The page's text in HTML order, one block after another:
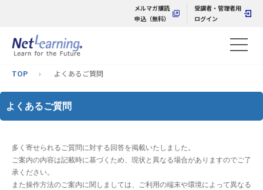
メルマガ購読
申込（無料）
受講者・管理者用
ログイン
TOP よくあるご質問
よくあるご質問
多く寄せられるご質問に対する回答を掲載いたしました。
ご案内の内容は記載時に基づくため、現状と異なる場合がありますのでご了
承ください。
また操作方法のご案内に関しましては、ご利用の端末や環境によって異なる